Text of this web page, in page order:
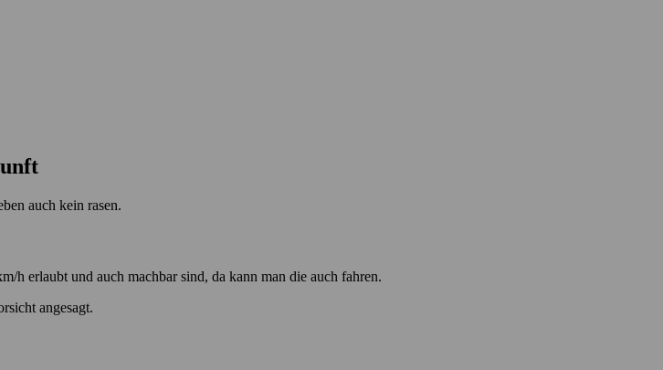
auch kein rasen.
h erlaubt und auch machbar sind, da kann man die auch fahren.
angesagt.